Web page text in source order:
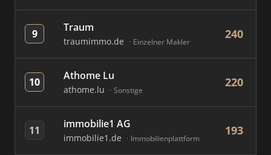
9 Traum
traumimmo.de Einzelner Makler
240
10 Athome Lu
athome.lu Sonstige
220
11 immobilie1 AG
immobilie1.de Immobilienplattform
193